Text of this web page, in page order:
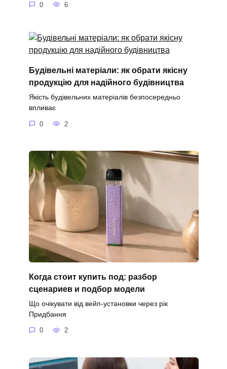
0 6
Будівельні матеріали: як обрати якісну
продукцію для надійного будівництва
Якість будівельних матеріалів безпосередньо
впливає
0 2
Когда стоит купить под: разбор
сценариев и подбор модели
Що очікувати від вейп-установки через рік
Придбання
0 2